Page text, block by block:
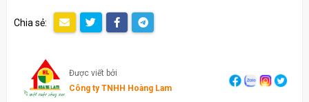
Chia sẻ:
Được viết bởi
Công ty TNHH Hoàng Lam